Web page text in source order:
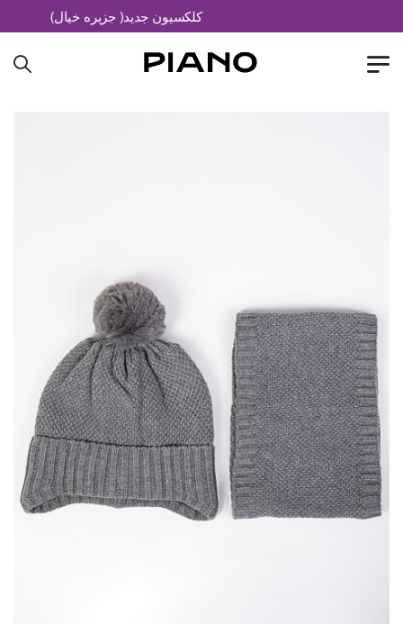
کلکسیون جدید( جزیره خیال)